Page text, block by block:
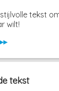
tekst
wilt!
tekst